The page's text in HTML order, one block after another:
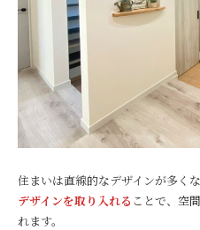
住まいは直線的なデザインが多く
デザインを取り入れる ことで、空
れます。